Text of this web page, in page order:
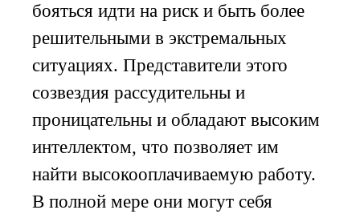
бояться идти на риск и быть более
решительными в экстремальных
ситуациях. Представители этого
созвездия рассудительны и
проницательны и обладают высоким
интеллектом, что позволяет им
найти высокооплачиваемую работу.
В полной мере они могут себя